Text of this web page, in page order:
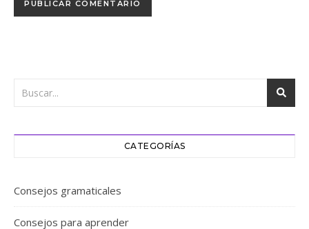
CATEGORÍAS
Consejos gramaticales
Consejos para aprender